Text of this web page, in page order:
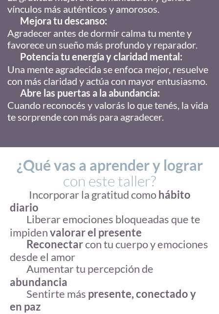
vínculos más auténticos y amorosos.
Mejora tu descanso:
Agradecer antes de dormir calma tu mente y
favorece un sueño más profundo y reparador.
Potencia tu energía y claridad mental:
Una mente agradecida se enfoca mejor, resuelve
con más claridad y actúa con mayor entusiasmo.
Abre las puertas a la abundancia:
Cuando reconocés y valorás lo que tenés, la vida
te sorprende con más para agradecer.
¿Qué vas a aprender y lograr
con este taller?
Incorporar la gratitudcomohábito
diario
Liberar emociones bloqueadas que te
impidenvalorar el presente
Reconectarcon tu cuerpo y emociones
desde el amor
Aumentar tu percepción de
abundancia
Sentirte más presente, conectado y
en paz